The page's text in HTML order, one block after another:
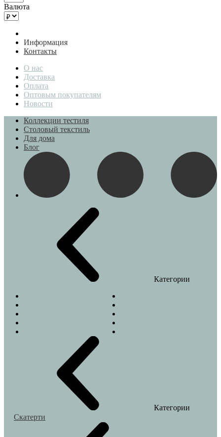
Валюта
Информация
Контакты
О нас
Доставка
Оплата
Оптовым покупателям
Новости
Коллекции тестиля
Столовый текстиль
Для дома
Блог
Категории
Категории
Скатерти